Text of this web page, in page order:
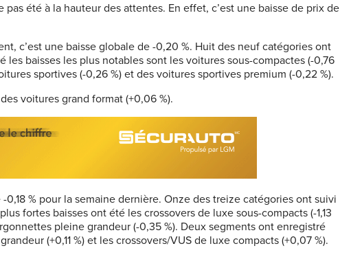
été à la hauteur des attentes. En effet, c’est une baisse de prix de
c’est une baisse globale de -0,20 %. Huit des neuf catégories ont
baisses les plus notables sont les voitures sous-compactes (-0,76
sportives (-0,26 %) et des voitures sportives premium (-0,22 %).
voitures grand format (+0,06 %).
% pour la semaine dernière. Onze des treize catégories ont suivi
fortes baisses ont été les crossovers de luxe sous-compacts (-1,13
pleine grandeur (-0,35 %). Deux segments ont enregistré
(+0,11 %) et les crossovers/VUS de luxe compacts (+0,07 %).